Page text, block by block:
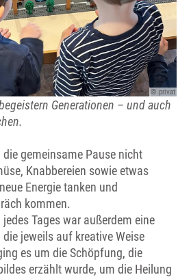
© privat
Generationen – und auch
gemeinsame Pause nicht
Knabbereien sowie etwas
Energie tanken und
kommen.
Tages war außerdem eine
jeweils auf kreative Weise
es um die Schöpfung, die
erzählt wurde, um die Heilung